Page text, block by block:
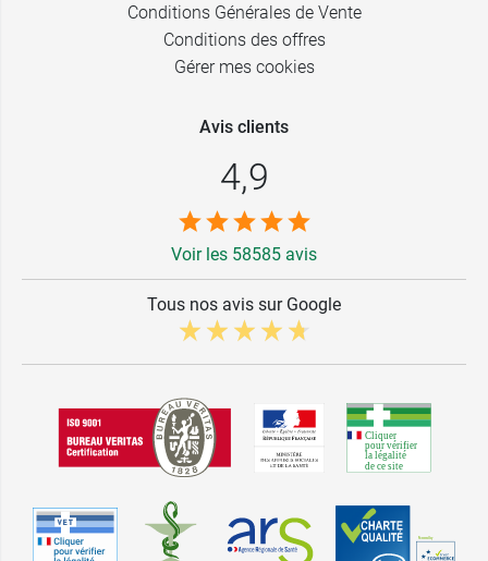
Conditions Générales de Vente
Conditions des offres
Gérer mes cookies
Avis clients
4,9
Voir les 58585 avis
Tous nos avis sur Google